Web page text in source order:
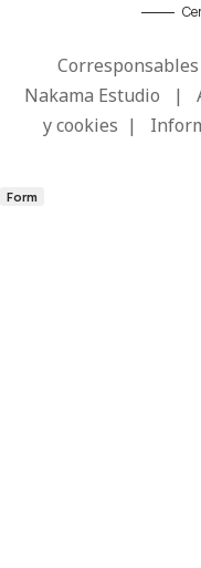
Nakama Estudio |
y cookies |
Form